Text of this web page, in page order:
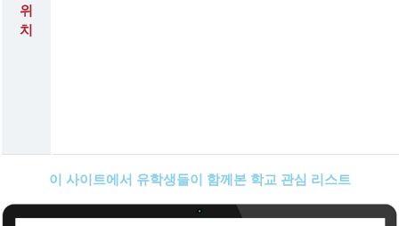
위
치
이 사이트에서 유학생들이 함께본 학교 관심 리스트